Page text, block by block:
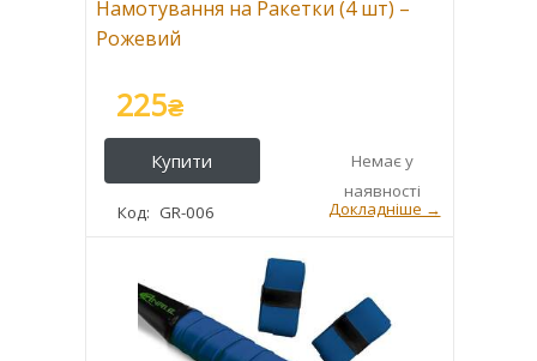
Намотування на Ракетки (4 шт) –
Рожевий
GR-006
225₴